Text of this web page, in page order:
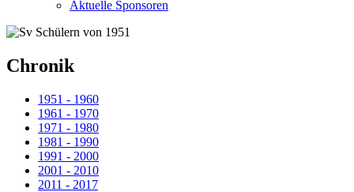
Aktuelle Sponsoren
Chronik
1951 - 1960
1961 - 1970
1971 - 1980
1981 - 1990
1991 - 2000
2001 - 2010
2011 - 2017